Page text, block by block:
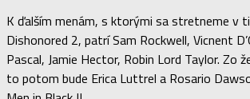
K ďalším menám, s ktorými sa stretneme v
Dishonored 2, patrí Sam Rockwell, Vicnent
Pascal, Jamie Hector, Robin Lord Taylor. Zo
to potom bude Erica Luttrel a Rosario